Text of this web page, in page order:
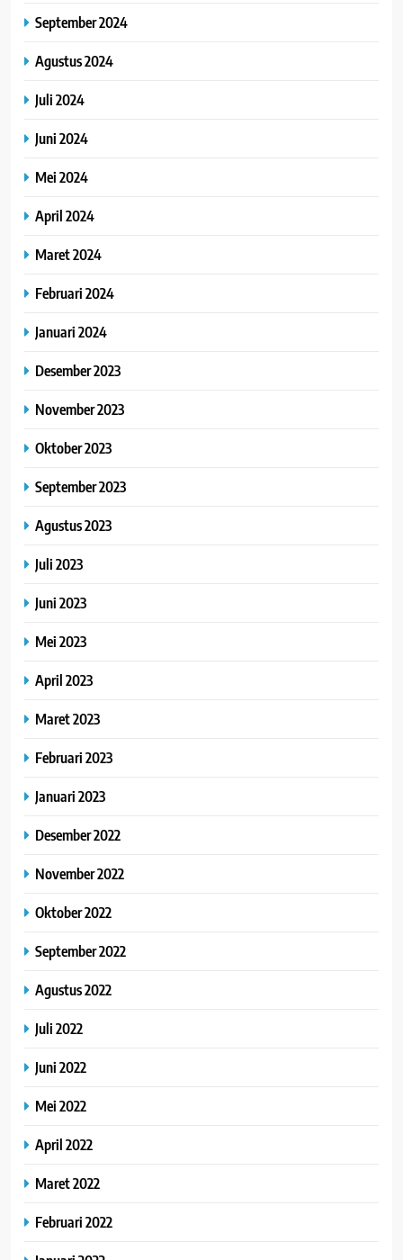
September 2024
Agustus 2024
Juli 2024
Juni 2024
Mei 2024
April 2024
Maret 2024
Februari 2024
Januari 2024
Desember 2023
November 2023
Oktober 2023
September 2023
Agustus 2023
Juli 2023
Juni 2023
Mei 2023
April 2023
Maret 2023
Februari 2023
Januari 2023
Desember 2022
November 2022
Oktober 2022
September 2022
Agustus 2022
Juli 2022
Juni 2022
Mei 2022
April 2022
Maret 2022
Februari 2022